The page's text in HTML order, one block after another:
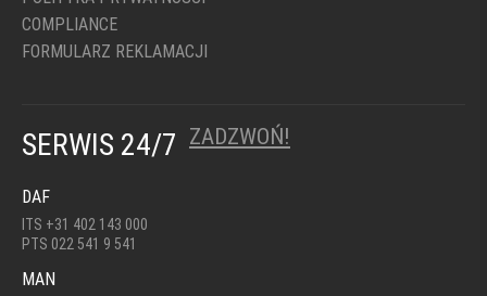
COMPLIANCE
FORMULARZ REKLAMACJI
SERWIS 24/7 ZADZWOŃ!
DAF
ITS +31 402 143 000
PTS 022 541 9 541
MAN